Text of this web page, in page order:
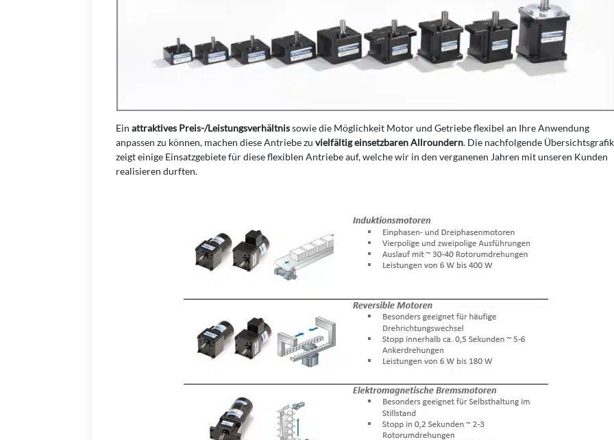
Einattraktives Preis-/Leistungsverhältnissowie die Möglichkeit Motor und Getriebe flexibel an Ihre Anwendung
anpassen zu können, machen diese Antriebe zuvielfältig einsetzbaren Allroundern. Die nachfolgende Übersichtsgrafik
zeigt einige Einsatzgebiete für diese flexiblen Antriebe auf, welche wir in den verganenen Jahren mit unseren Kunden
realisieren durften.